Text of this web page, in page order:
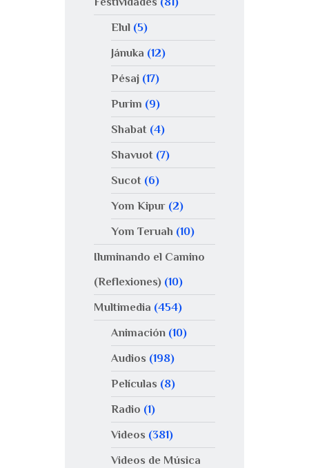
Elul(5)
Jánuka (12)
Pésaj(17)
Purim (9)
Shabat(4)
Shavuot(7)
Sucot(6)
Yom Kipur(2)
Yom Teruah (10)
Iluminando el Camino
(Reflexiones) (10)
Multimedia (454)
Animación(10)
Audios (198)
Películas (8)
Radio (1)
Videos (381)
Videos de Música